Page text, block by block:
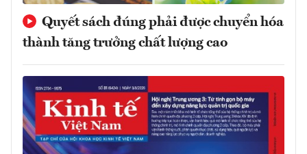
Quyết sách đúng phải được chuyển hóa
thành tăng trưởng chất lượng cao